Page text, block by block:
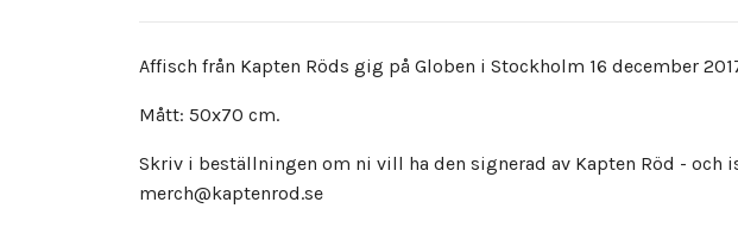
Affisch från Kapten Röds gig på Globen i Stockholm 16 december
Mått: 50x70 cm.
Skriv i beställningen om ni vill ha den signerad av Kapten Röd - och
merch@kaptenrod.se